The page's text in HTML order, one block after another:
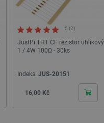
5 (2)
JustPi THT CF rezistor uhlíkový
1 / 4W 100Ω - 30ks
Indeks: JUS-20151
Cena
16,00 Kč
critCartData
CookieScriptConsent
__cf_bm